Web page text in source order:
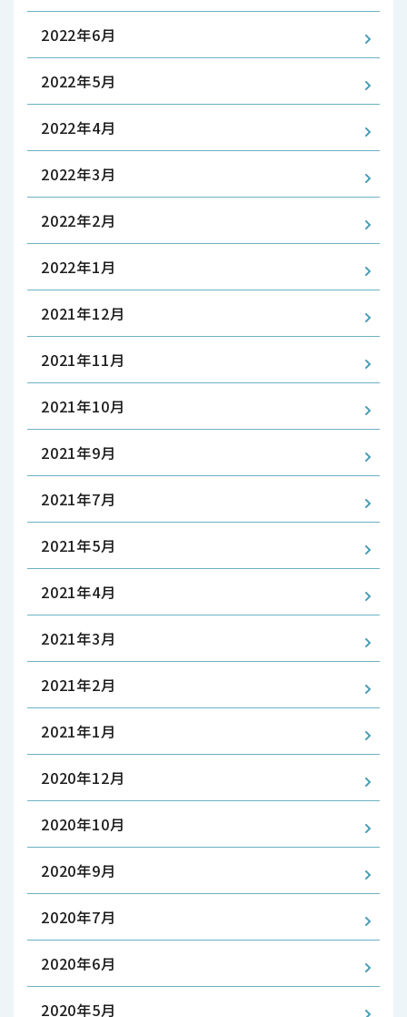
2022年6月
2022年5月
2022年4月
2022年3月
2022年2月
2022年1月
2021年12月
2021年11月
2021年10月
2021年9月
2021年7月
2021年5月
2021年4月
2021年3月
2021年2月
2021年1月
2020年12月
2020年10月
2020年9月
2020年7月
2020年6月
2020年5月